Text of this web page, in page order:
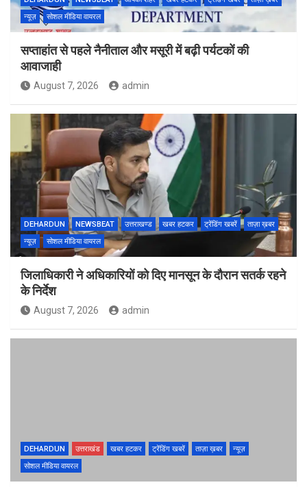
न्यूज़
सोशल मीडिया वायरल
सप्ताहांत से पहले नैनीताल और मसूरी में बढ़ी पर्यटकों की
आवाजाही
August 7, 2026 admin
DEHARDUN NEWSBEAT उत्तराखण्ड खबर हटकर ट्रेंडिंग खबरें
ताज़ा ख़बर
न्यूज़
सोशल मीडिया वायरल
जिलाधिकारी ने अधिकारियों को दिए मानसून के दौरान सतर्क रहने
के निर्देश
August 7, 2026 admin
DEHARDUN उत्तराखंड खबर हटकर ट्रेंडिंग खबरें ताज़ा ख़बर
न्यूज़
सोशल मीडिया वायरल